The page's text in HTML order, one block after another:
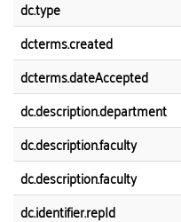
dc.type
dcterms.created
dcterms.dateAccepted
dc.description.department
dc.description.faculty
dc.description.faculty
dc.identifier.repId